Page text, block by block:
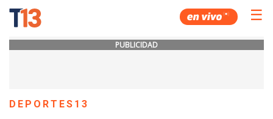
☰
PUBLICIDAD
DEPORTES13